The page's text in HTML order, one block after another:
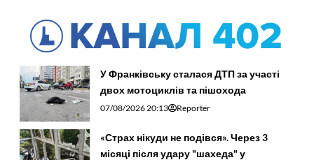
У Франківську сталася ДТП за участі
двох мотоциклів та пішохода
07/08/2026 20:13 Reporter
«Страх нікуди не подівся». Через 3
місяці після удару "шахеда" у